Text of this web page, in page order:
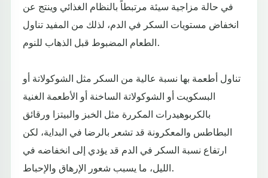
في حالة مزاجية سيئة مرتبطاً بالنظام الغذائي وينتج عن
انخفاض مستويات السكر في الدم، لذلك من المفيد تناول
الطعام المضبوط قبل الذهاب للنوم.
تناول أطعمة بها نسبة عالية من السكر مثل الشوكولاتة أو
البسكويت أو الشوكولاتة الساخنة أو الأطعمة الغنية
بالكربوهيدرات المكررة مثل الخبز والبيتزا ورقائق
البطاطس والمعكرونة قد تشعر بالرضا في البداية، لكن
ارتفاع نسبة السكر في الدم قد يؤدي إلى انخفاضه ​​في
الليل، ما يسبب شعور الإرهاق والإحباط.